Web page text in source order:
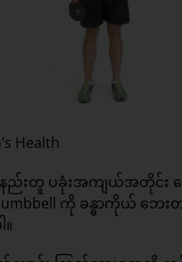
Health
နည်းတူ ပခုံးအကျယ်အတိုင်း
ကို ခန္ဓာကိုယ် ဘ